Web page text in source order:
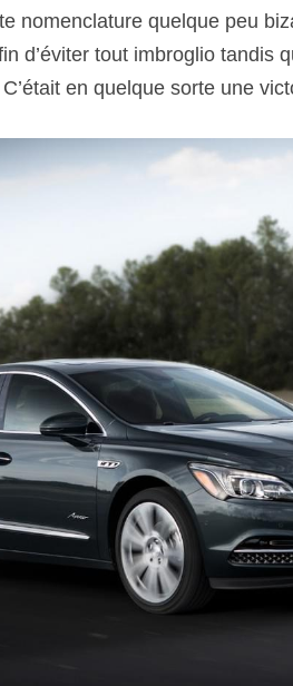
nomenclature quelque peu
d’éviter tout imbroglio tandis
en quelque sorte une